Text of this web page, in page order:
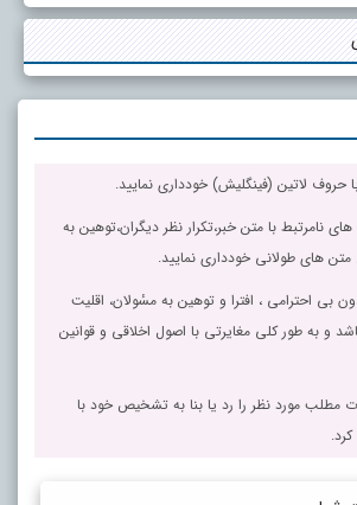
حروف لاتین (فینگلیش) خودداری نمایید.
های نامرتبط با متن خبر،تکرار نظر دیگران،توهین به
متن های طولانی خودداری نمایید.
بی احترامی ، افترا و توهین به مسٔولان، اقلیت
و به طور کلی مغایرتی با اصول اخلاقی و قوانین
مطلب مورد نظر را رد یا بنا به تشخیص خود با